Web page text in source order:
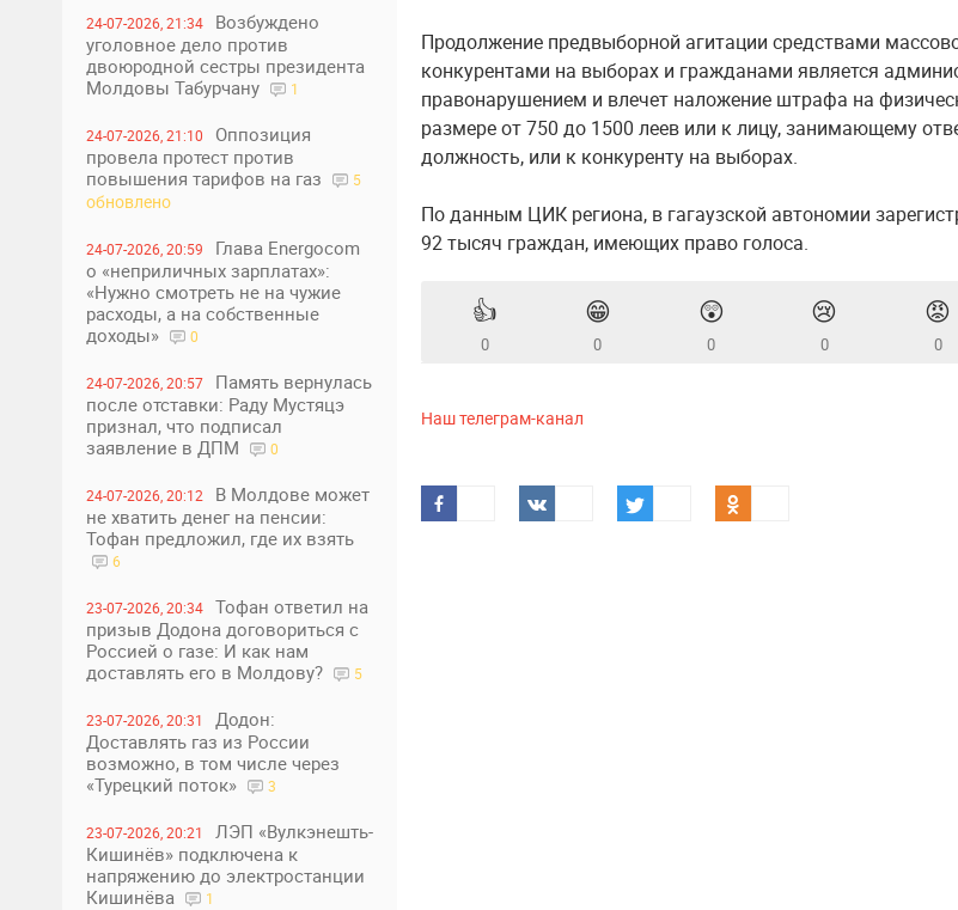
24-07-2026, 21:34
Возбуждено
уголовное дело против
двоюродной сестры президента
Молдовы Табурчану
1
24-07-2026, 21:10
Оппозиция
провела протест против
повышения тарифов на газ
5
обновлено
24-07-2026, 20:59
Глава Energocom
о «неприличных зарплатах»:
«Нужно смотреть не на чужие
расходы, а на собственные
доходы»
0
24-07-2026, 20:57
Память вернулась
после отставки: Раду Мустяцэ
признал, что подписал
заявление в ДПМ
0
24-07-2026, 20:12
В Молдове может
не хватить денег на пенсии:
Тофан предложил, где их взять
6
23-07-2026, 20:34
Тофан ответил на
призыв Додона договориться с
Россией о газе: И как нам
доставлять его в Молдову?
5
23-07-2026, 20:31
Додон:
Доставлять газ из России
возможно, в том числе через
«Турецкий поток»
3
23-07-2026, 20:21
ЛЭП «Вулкэнешть-
Кишинёв» подключена к
напряжению до электростанции
Кишинёва
1
Продолжение предвыборной агитации средствами
конкурентами на выборах и гражданами является
правонарушением и влечет наложение штрафа на
размере от 750 до 1500 леев или к лицу, занимающему
должность, или к конкуренту на выборах.
По данным ЦИК региона, в гагаузской автономии
92 тысяч граждан, имеющих право голоса.
👍
0
😁
0
😲
0
😢
0
😡
0
Наш телеграм-канал